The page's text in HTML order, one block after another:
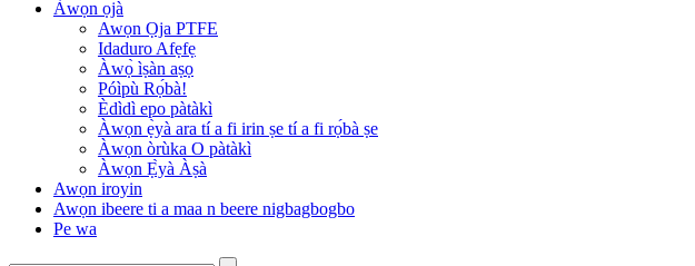
Àwọn ọjà
Awọn Ọja PTFE
Idaduro Afẹfẹ
Àwọ̀ ìṣàn aṣọ
Póìpù Rọ́bà!
Èdìdì epo pàtàkì
Àwọn ẹ̀yà ara tí a fi irin ṣe tí a fi rọ́bà ṣe
Àwọn òrùka O pàtàkì
Àwọn Ẹ̀yà Àṣà
Awọn iroyin
Awọn ibeere ti a maa n beere nigbagbogbo
Pe wa